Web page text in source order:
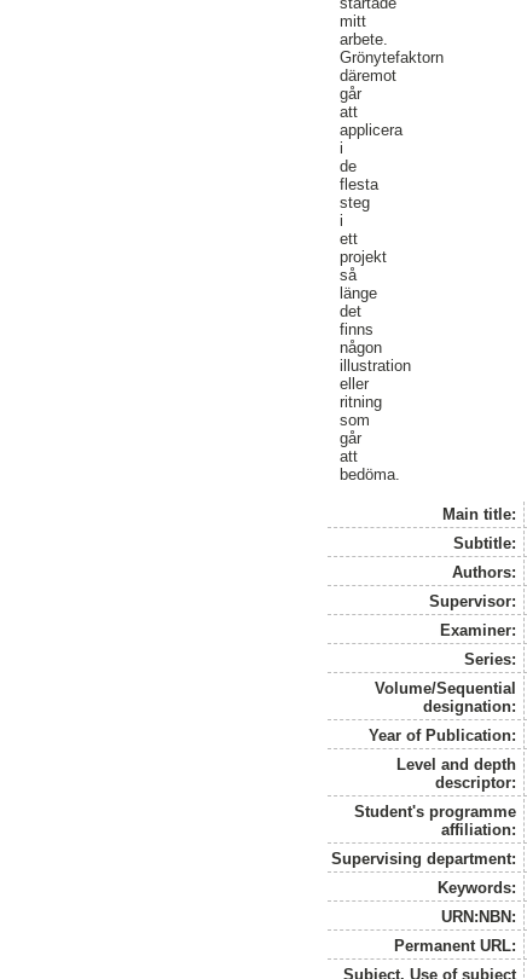
mitt
arbete.
Grönytefaktorn
däremot
går
att
applicera
i
de
flesta
steg
i
ett
projekt
så
länge
det
finns
någon
illustration
eller
ritning
som
går
att
bedöma.
Main title:
Subtitle:
Authors:
Supervisor:
Examiner:
Series:
Volume/Sequential
designation:
Year of Publication:
Level and depth
descriptor:
Student's programme
affiliation:
Supervising department:
Keywords:
URN:NBN:
Permanent URL:
Subject. Use of subject